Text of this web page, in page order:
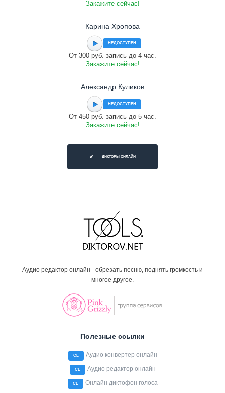
Закажите сейчас!
Карина Хропова
НЕДОСТУПЕН
От 300 руб. запись до 4 час.
Закажите сейчас!
Александр Куликов
НЕДОСТУПЕН
От 450 руб. запись до 5 час.
Закажите сейчас!
ДИКТОРЫ ОНЛАЙН
Аудио редактор онлайн - обрезать песню, поднять громкость и
многое другое.
Полезные ссылки
CL Аудио конвертер онлайн
CL Аудио редактор онлайн
CL Онлайн диктофон голоса